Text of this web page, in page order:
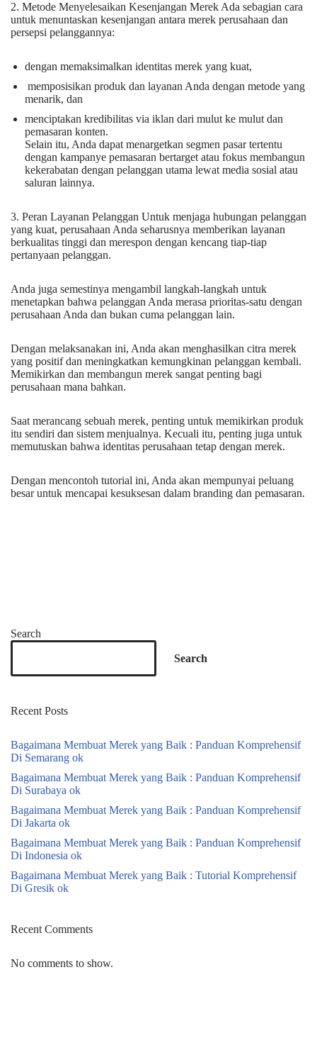
2. Metode Menyelesaikan Kesenjangan Merek Ada sebagian cara
untuk menuntaskan kesenjangan antara merek perusahaan dan
persepsi pelanggannya:
dengan memaksimalkan identitas merek yang kuat,
memposisikan produk dan layanan Anda dengan metode yang
menarik, dan
menciptakan kredibilitas via iklan dari mulut ke mulut dan
pemasaran konten.
Selain itu, Anda dapat menargetkan segmen pasar tertentu
dengan kampanye pemasaran bertarget atau fokus membangun
kekerabatan dengan pelanggan utama lewat media sosial atau
saluran lainnya.
3. Peran Layanan Pelanggan Untuk menjaga hubungan pelanggan
yang kuat, perusahaan Anda seharusnya memberikan layanan
berkualitas tinggi dan merespon dengan kencang tiap-tiap
pertanyaan pelanggan.
Anda juga semestinya mengambil langkah-langkah untuk
menetapkan bahwa pelanggan Anda merasa prioritas-satu dengan
perusahaan Anda dan bukan cuma pelanggan lain.
Dengan melaksanakan ini, Anda akan menghasilkan citra merek
yang positif dan meningkatkan kemungkinan pelanggan kembali.
Memikirkan dan membangun merek sangat penting bagi
perusahaan mana bahkan.
Saat merancang sebuah merek, penting untuk memikirkan produk
itu sendiri dan sistem menjualnya. Kecuali itu, penting juga untuk
memutuskan bahwa identitas perusahaan tetap dengan merek.
Dengan mencontoh tutorial ini, Anda akan mempunyai peluang
besar untuk mencapai kesuksesan dalam branding dan pemasaran.
Search
Search
Recent Posts
Bagaimana Membuat Merek yang Baik : Panduan Komprehensif
Di Semarang ok
Bagaimana Membuat Merek yang Baik : Panduan Komprehensif
Di Surabaya ok
Bagaimana Membuat Merek yang Baik : Panduan Komprehensif
Di Jakarta ok
Bagaimana Membuat Merek yang Baik : Panduan Komprehensif
Di Indonesia ok
Bagaimana Membuat Merek yang Baik : Tutorial Komprehensif
Di Gresik ok
Recent Comments
No comments to show.